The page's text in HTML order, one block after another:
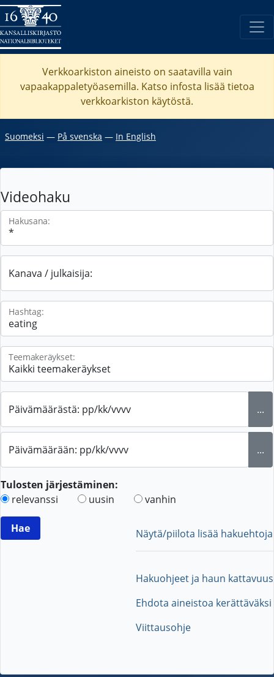
Verkkoarkiston aineisto on saatavilla vain
vapaakappaletyöasemilla. Katso infosta lisää tietoa
verkkoarkiston käytöstä.
Suomeksi ― På svenska ― In English
Videohaku
Hakusana:
Kanava / julkaisija:
Hashtag:
Teemakeräykset:
Päivämäärästä: pp/kk/vvvv ...
Päivämäärään: pp/kk/vvvv ...
Tulosten järjestäminen:
relevanssi
uusin vanhin
Näytä/piilota lisää hakuehtoja
Hakuohjeet ja haun kattavuus
Ehdota aineistoa kerättäväksi
Viittausohje